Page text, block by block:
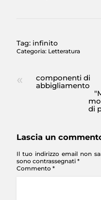
Tag: infinito
Categoria: Letteratura
componenti di
abbigliamento
di
Lascia un
Il tuo indirizzo email non
sono contrassegnati *
Commento *